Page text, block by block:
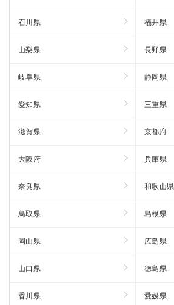
石川県 福井県
山梨県 長野県
岐阜県 静岡県
愛知県 三重県
滋賀県 京都府
大阪府 兵庫県
奈良県 和歌山県
鳥取県 島根県
岡山県 広島県
山口県 徳島県
香川県 愛媛県